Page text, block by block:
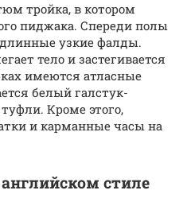
тройка, в котором
пиджака. Спереди полы
длинные узкие фалды.
тело и застегивается
имеются атласные
белый галстук-
Кроме этого,
и карманные часы на
стиле